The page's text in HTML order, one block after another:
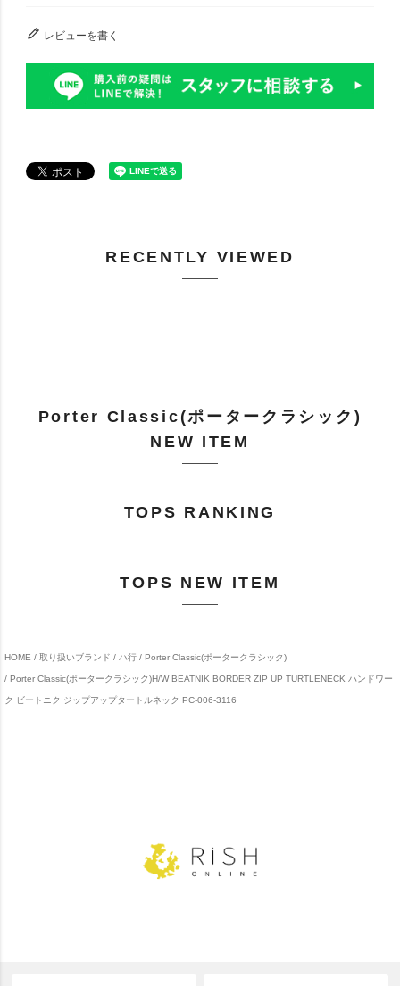
レビューを書く
RECENTLY VIEWED
Porter Classic(ポータークラシック)
NEW ITEM
TOPS RANKING
TOPS NEW ITEM
HOME 取り扱いブランド ハ行 Porter Classic(ポータークラシック)
Porter Classic(ポータークラシック)H/W BEATNIK BORDER ZIP UP TURTLENECK ハンドワー
ク ビートニク ジップアップタートルネック PC-006-3116